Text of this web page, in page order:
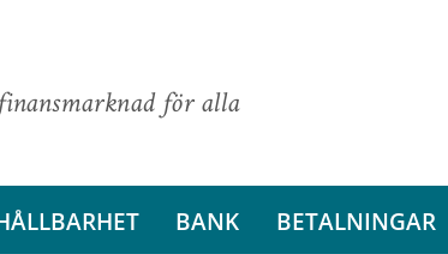
för alla
BANK BETALNINGAR